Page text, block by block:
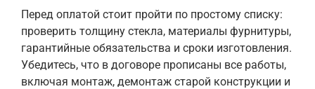
Перед оплатой стоит пройти по простому списку:
проверить толщину стекла, материалы фурнитуры,
гарантийные обязательства и сроки изготовления.
Убедитесь, что в договоре прописаны все работы,
включая монтаж, демонтаж старой конструкции и